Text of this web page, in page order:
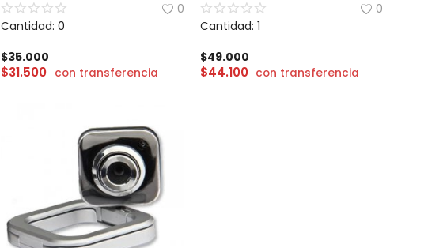
0
Cantidad: 0
$35.000
$31.500 con transferencia
0
Cantidad: 1
$49.000
$44.100 con transferencia